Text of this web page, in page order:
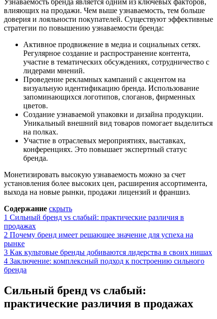
влияющих на продажи. Чем выше узнаваемость, тем больше
доверия и лояльности покупателей. Существуют эффективные
стратегии по повышению узнаваемости бренда:
Активное продвижение в медиа и социальных сетях.
Регулярное создание и распространение контента,
участие в тематических обсуждениях, сотрудничество с
лидерами мнений.
Проведение рекламных кампаний с акцентом на
визуальную идентификацию бренда. Использование
запоминающихся логотипов, слоганов, фирменных
цветов.
Создание узнаваемой упаковки и дизайна продукции.
Уникальный внешний вид товаров помогает выделиться
на полках.
Участие в отраслевых мероприятиях, выставках,
конференциях. Это повышает экспертный статус
бренда.
Монетизировать высокую узнаваемость можно за счет
установления более высоких цен, расширения ассортимента,
выхода на новые рынки, продажи лицензий и франшиз.
Содержание скрыть
1 Сильный бренд vs слабый: практические различия в
продажах
2 Почему бренд имеет решающее значение для успеха на
рынке
3 Как культовые бренды добиваются лидерства в своих нишах
4 Заключение: комплексный подход к построению сильного
бренда
Сильный бренд vs слабый:
практические различия в продажах